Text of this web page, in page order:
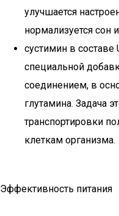
улучшается
нормализуется сон
сустимин в составе
специальной
соединением, в
глутамина. Задача
транспортировки
клеткам организма.
Эффективность питания